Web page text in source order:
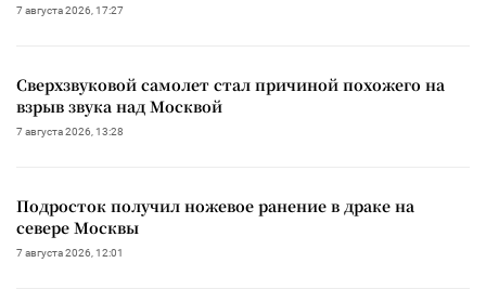
7 августа 2026, 17:27
Сверхзвуковой самолет стал причиной похожего на
взрыв звука над Москвой
7 августа 2026, 13:28
Подросток получил ножевое ранение в драке на
севере Москвы
7 августа 2026, 12:01